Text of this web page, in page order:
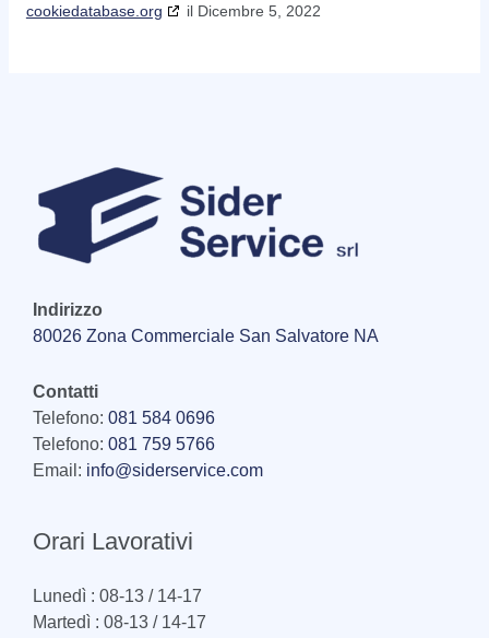
cookiedatabase.org
il Dicembre 5, 2022
Indirizzo
80026 Zona Commerciale San Salvatore NA
Contatti
Telefono: 081 584 0696
Telefono: 081 759 5766
Email: info@siderservice.com
Orari Lavorativi
Lunedì : 08-13 / 14-17
Martedì : 08-13 / 14-17